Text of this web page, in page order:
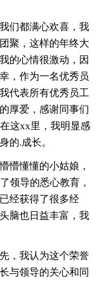
们都满心欢喜，我
聚，这样的年终大
的心情很激动，因
，作为一名优秀员
代表所有优秀员工
厚爱，感谢同事们
这xx里，我明显感
的.成长。
懂懂的小姑娘，
领导的悉心教育，
经获得了很多经
脑也日益丰富，我
，我认为这个荣誉
与领导的关心和同